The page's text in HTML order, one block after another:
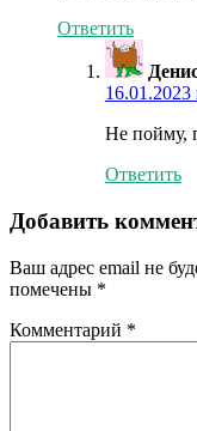
Ответить
16.01.2023
Не пойму,
Ответить
Добавить
Ваш адрес email не
помечены *
Комментарий *